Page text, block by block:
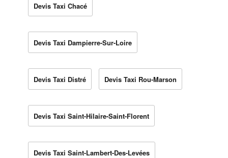
Devis Taxi Chacé
Devis Taxi Dampierre-Sur-Loire
Devis Taxi Distré Devis Taxi Rou-Marson
Devis Taxi Saint-Hilaire-Saint-Florent
Devis Taxi Saint-Lambert-Des-Levées